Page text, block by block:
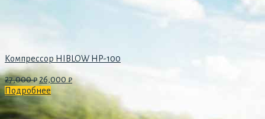
Компрессор HIBLOW HP-100
27,000₽26,000₽
Подробнее